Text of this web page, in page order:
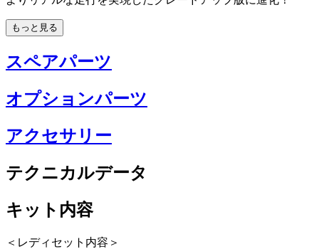
もっと見る
スペアパーツ
オプションパーツ
アクセサリー
テクニカルデータ
キット内容
＜レディセット内容＞